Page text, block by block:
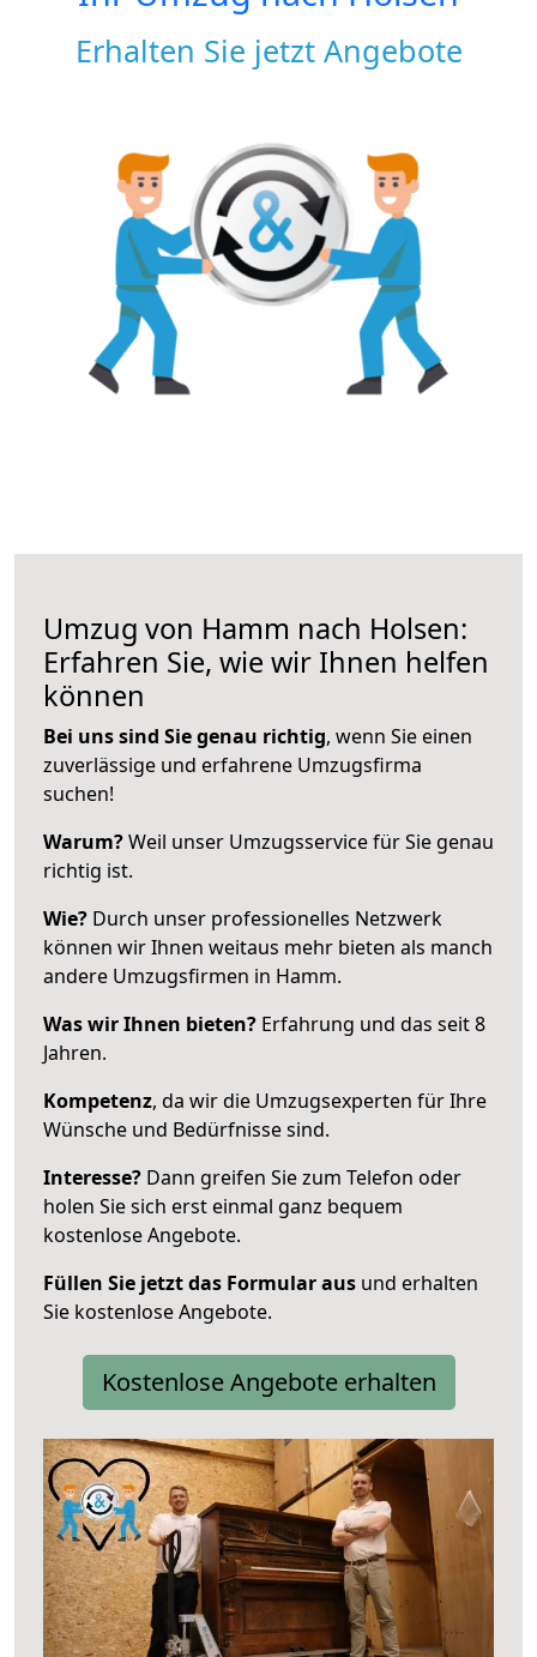
Erhalten Sie jetzt Angebote
Umzug von Hamm nach Holsen:
Erfahren Sie, wie wir Ihnen helfen
können
Bei uns sind Sie genau richtig, wenn Sie einen
zuverlässige und erfahrene Umzugsfirma
suchen!
Warum?Weil unser Umzugsservice für Sie genau
richtig ist.
Wie? Durch unser professionelles Netzwerk
können wir Ihnen weitaus mehr bieten als manch
andere Umzugsfirmen in Hamm.
Was wir Ihnen bieten? Erfahrung und das seit 8
Jahren.
Kompetenz, da wir die Umzugsexperten für Ihre
Wünsche und Bedürfnisse sind.
Interesse? Dann greifen Sie zum Telefon oder
holen Sie sich erst einmal ganz bequem
kostenlose Angebote.
Füllen Sie jetzt das Formular aus und erhalten
Sie kostenlose Angebote.
Kostenlose Angebote erhalten